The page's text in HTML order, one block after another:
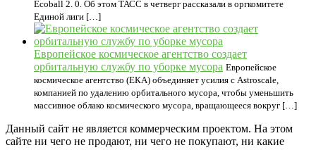
Ecoball 2. 0. Об этом ТАСС в четверг рассказали в оргкомитете
Единой лиги […]
Европейское космическое агентство создает
орбитальную службу по уборке мусора Европейское
космическое агентство (ЕКА) объединяет усилия с Astroscale,
компанией по удалению орбитального мусора, чтобы уменьшить
массивное облако космического мусора, вращающееся вокруг […]
Данный сайт не является коммерческим проектом. На этом
сайте ни чего не продают, ни чего не покупают, ни какие